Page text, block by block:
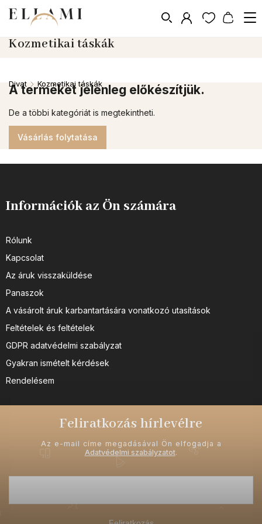
Divat / Kozmetikai táskák
Kozmetikai táskák
A terméket jelenleg előkészítjük.
De a többi kategóriát is megtekintheti.
Vásárlás folytatása
Információk az Ön számára
Rólunk
Kapcsolat
Az áruk visszaküldése
Panaszok
A vásárolt áruk karbantartására vonatkozó utasítások
Feltételek és feltételek
GDPR adatvédelmi szabályzat
Gyakran ismételt kérdések
Rendelésem
Feliratkozás hírlevélre
Az e-mail címe megadásával Ön elfogadja a
Adatvédelmi szabályzatot.